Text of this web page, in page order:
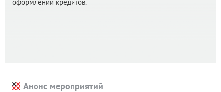
оформлении кредитов.
Анонс мероприятий